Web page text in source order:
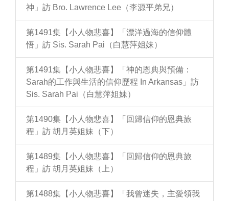
神」訪 Bro. Lawrence Lee（李源平弟兄）
第1491集【小人物悲喜】「漂洋過海的信仰體
悟」訪 Sis. Sarah Pai（白慧萍姐妹）
第1491集【小人物悲喜】「神的恩典與預備：
Sarah的工作與生活的信仰歷程 In Arkansas」訪
Sis. Sarah Pai（白慧萍姐妹）
第1490集【小人物悲喜】「回歸信仰的恩典旅
程」訪 胡月英姐妹（下）
第1489集【小人物悲喜】「回歸信仰的恩典旅
程」訪 胡月英姐妹（上）
第1488集【小人物悲喜】「我曾迷失，主愛領我